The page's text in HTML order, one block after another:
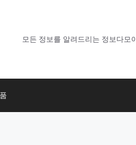
모든 정보를 알려드리는 정보다모